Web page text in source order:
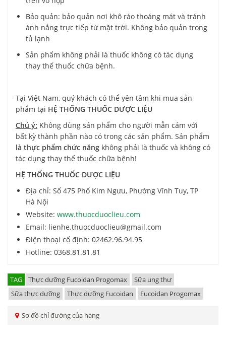
Bảo quản: bảo quản nơi khô ráo thoáng mát và tránh
ánh nắng trực tiếp từ mặt trời. Không bảo quản trong
tủ lạnh
Sản phẩm không phải là thuốc không có tác dụng
thay thế thuốc chữa bệnh.
Tại Việt Nam, quý khách có thể yên tâm khi mua sản
phẩm tại HỆ THỐNG THUỐC DƯỢC LIỆU
Chú ý: Không dùng sản phẩm cho người mẫn cảm với
bất kỳ thành phần nào có trong các sản phẩm. Sản phẩm
là thực phẩm chức năng không phải là thuốc và không có
tác dụng thay thế thuốc chữa bệnh!
HỆ THỐNG THUỐC DƯỢC LIỆU
Địa chỉ: Số 475 Phố Kim Ngưu, Phường Vĩnh Tuy, TP
Hà Nội
Website: www.thuocduoclieu.com
Email: lienhe.thuocduoclieu@gmail.com
Điện thoại cố định: 02462.96.94.95
Hotline: 0368.81.81.81
TAG Thực dưỡng Fucoidan Progomax
Sữa ung thư
Sữa thực dưỡng
Thực dưỡng Fucoidan Fucoidan Progomax
Sơ đồ chỉ đường của hàng